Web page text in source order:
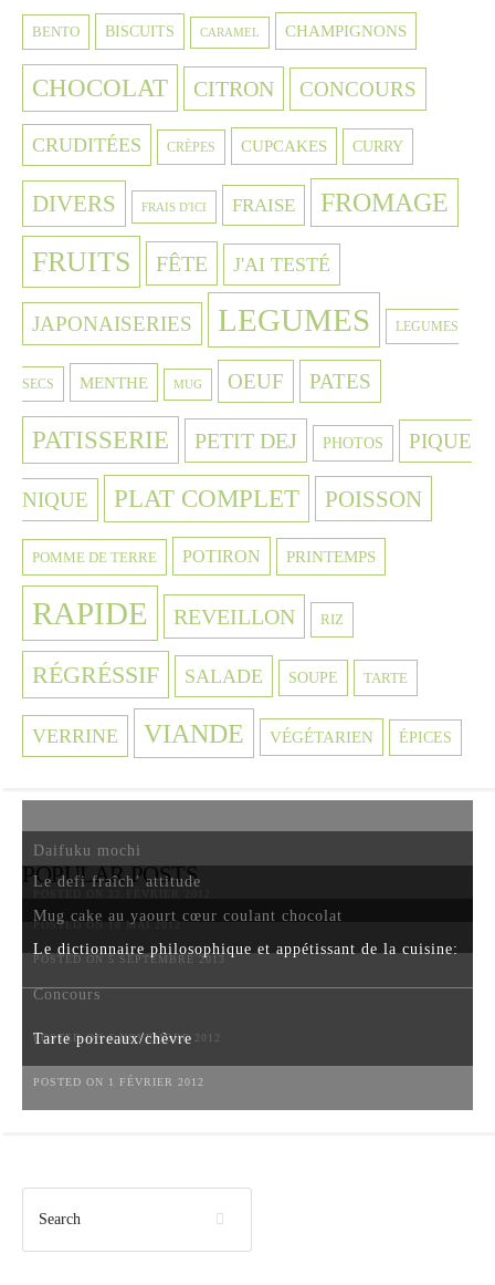
BENTO BISCUITS CARAMEL CHAMPIGNONS
CHOCOLAT CITRON CONCOURS
CRUDITÉES CRÈPES CUPCAKES CURRY
DIVERS FRAIS D'ICI FRAISE FROMAGE
FRUITS FÊTE J'AI TESTÉ
JAPONAISERIES LEGUMES LEGUMES
SECS MENTHE MUG OEUF PATES
PATISSERIE PETIT DEJ PHOTOS PIQUE
NIQUE PLAT COMPLET POISSON
POMME DE TERRE POTIRON PRINTEMPS
RAPIDE REVEILLON RIZ
RÉGRÉSSIF SALADE SOUPE TARTE
VERRINE VIANDE VÉGÉTARIEN ÉPICES
POPULAR POSTS
Daifuku mochi
Le defi fraîch’ attitude
POSTED ON 18 MAI 2012
Mug cake au yaourt cœur coulant chocolat
POSTED ON 5 SEPTEMBRE 2013
Le dictionnaire philosophique et appétissant de la cuisine:
Concours
POSTED ON 6 NOVEMBRE 2012
Tarte poireaux/chèvre
POSTED ON 1 FÉVRIER 2012